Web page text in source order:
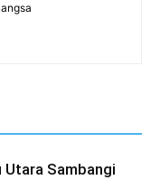
Sambangi